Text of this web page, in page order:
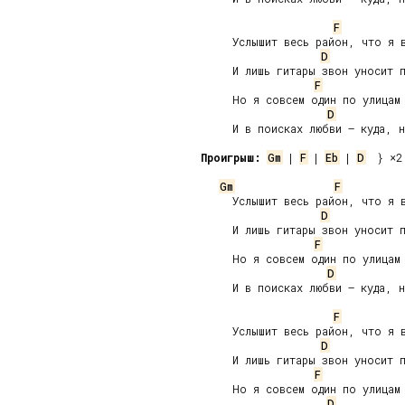
F
Услышит весь район, что я
D
И лишь гитары звон уносит
F
Но я совсем один по улицам
D
И в поисках любви – куда,
Проигрыш:
Gm | F | Eb | D
  } ×2
Gm
F
Услышит весь район, что я
D
И лишь гитары звон уносит
F
Но я совсем один по улицам
D
И в поисках любви – куда,
F
Услышит весь район, что я
D
И лишь гитары звон уносит
F
Но я совсем один по улицам